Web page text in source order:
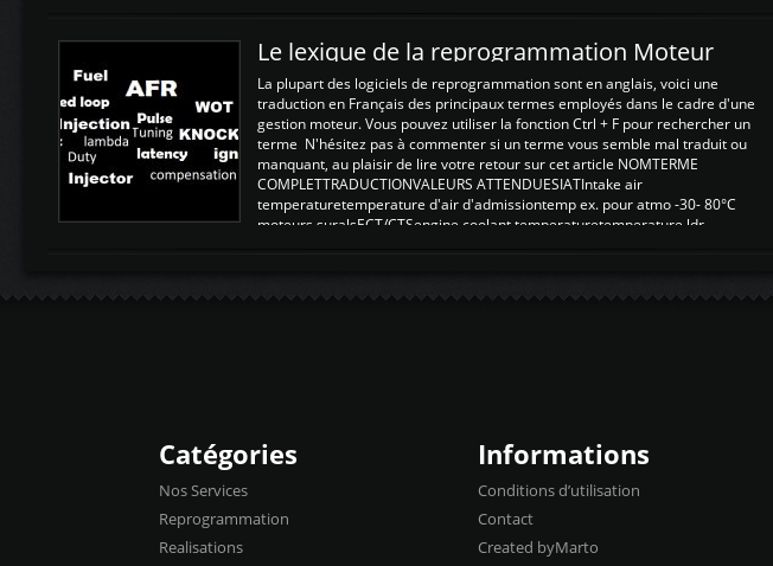
Le lexique de la reprogrammation Moteur
La plupart des logiciels de reprogrammation sont en anglais, voici une
traduction en Français des principaux termes employés dans le cadre d'une
gestion moteur. Vous pouvez utiliser la fonction Ctrl + F pour rechercher un
terme N'hésitez pas à commenter si un terme vous semble mal traduit ou
manquant, au plaisir de lire votre retour sur cet article NOMTERME
COMPLETTRADUCTIONVALEURS ATTENDUESIATIntake air
temperaturetemperature d'air d'admissiontemp ex. pour atmo -30- 80°C
moteurs suralsECT/CTSengine coolant temperaturetemperature ldr
Catégories
Nos Services
Reprogrammation
Realisations
Informations
Conditions d’utilisation
Contact
Created byMarto